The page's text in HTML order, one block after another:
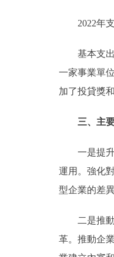
2022年支
基本支出預
一家事業單
加了投貸獎
三、主
一是提升
運用。強化
型企業的差
二是推動
革。推動企